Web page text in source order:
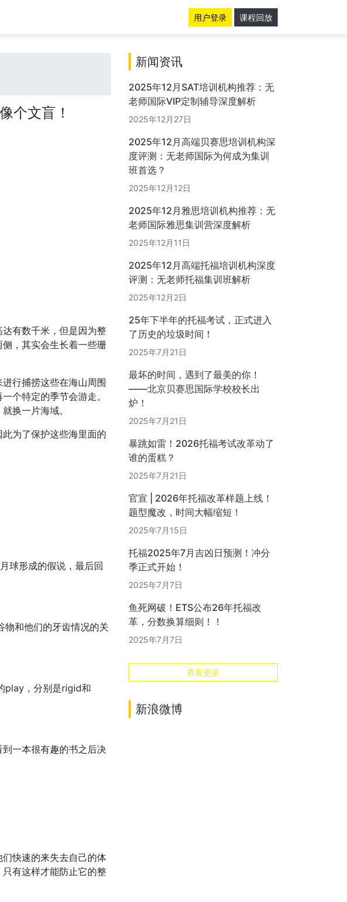
用户登录 课程回放
个文盲！
有数千米，但是因为整
，其实会生长着一些珊
行捕捞这些在海山周围
个特定的季节会游走。
换一片海域。
为了保护这些海里面的
球形成的假说，最后回
和他们的牙齿情况的关
play，分别是rigid和
一本很有趣的书之后决
快速的来失去自己的体
有这样才能防止它的整
新闻资讯
2025年12月SAT培训机构推荐：无
老师国际VIP定制辅导深度解析
2025年12月27日
2025年12月高端贝赛思培训机构深
度评测：无老师国际为何成为集训
班首选？
2025年12月12日
2025年12月雅思培训机构推荐：无
老师国际雅思集训营深度解析
2025年12月11日
2025年12月高端托福培训机构深度
评测：无老师托福集训班解析
2025年12月2日
25年下半年的托福考试，正式进入
了历史的垃圾时间！
2025年7月21日
最坏的时间，遇到了最美的你！
——北京贝赛思国际学校校长出
炉！
2025年7月21日
暴跳如雷！2026托福考试改革动了
谁的蛋糕？
2025年7月21日
官宣 | 2026年托福改革样题上线！
题型魔改，时间大幅缩短！
2025年7月15日
托福2025年7月吉凶日预测！冲分
季正式开始！
2025年7月7日
鱼死网破！ETS公布26年托福改
革，分数换算细则！！
2025年7月7日
查看更多
新浪微博